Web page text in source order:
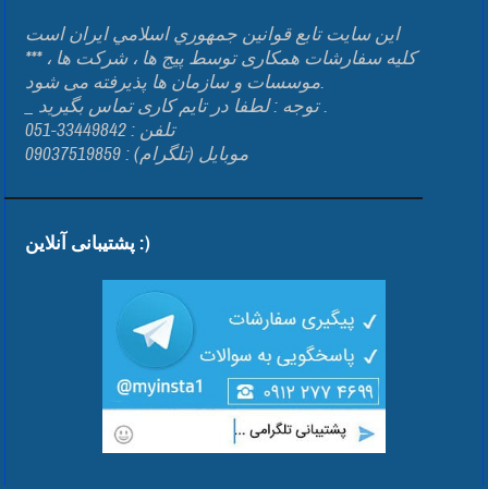
اين سايت تابع قوانين جمهوري اسلامي ايران است
*** کلیه سفارشات همکاری توسط پیج ها ، شرکت ها ،
موسسات و سازمان ها پذیرفته می شود.
_ توجه : لطفا در تایم کاری تماس بگیرید .
تلفن : 33449842-051
موبایل (تلگرام) : 09037519859
پشتیبانی آنلاین :)